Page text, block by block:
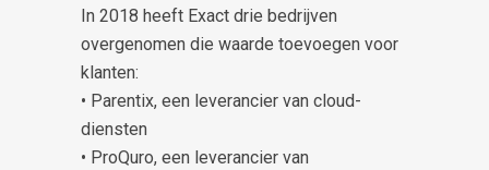
In 2018 heeft Exact drie bedrijven
overgenomen die waarde toevoegen voor
klanten:
• Parentix, een leverancier van cloud-
diensten
• ProQuro, een leverancier van